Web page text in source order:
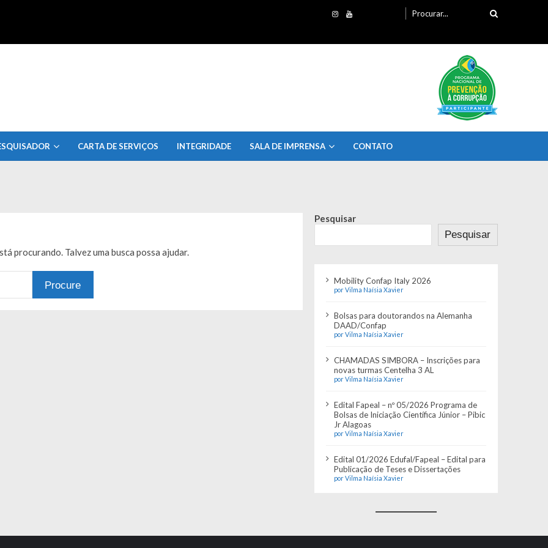
por:
CARTA DE SERVIÇOS INTEGRIDADE SALA DE IMPRENSA CONTATO
procurando. Talvez uma busca possa ajudar.
Pesquisar
Pesquisar
Mobility Confap Italy 2026
por Vilma Naísia Xavier
Bolsas para doutorandos na Alemanha
DAAD/Confap
por Vilma Naísia Xavier
CHAMADAS SIMBORA – Inscrições para
novas turmas Centelha 3 AL
por Vilma Naísia Xavier
Edital Fapeal – nº 05/2026 Programa de
Bolsas de Iniciação Científica Júnior – Pibic
Jr Alagoas
por Vilma Naísia Xavier
Edital 01/2026 Edufal/Fapeal – Edital para
Publicação de Teses e Dissertações
por Vilma Naísia Xavier